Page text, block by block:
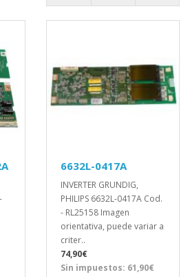
6632L-0417A
INVERTER GRUNDIG,
PHILIPS 6632L-0417A Cod.
- RL25158 Imagen
orientativa, puede variar a
criter..
74,90€
Sin impuestos: 61,90€